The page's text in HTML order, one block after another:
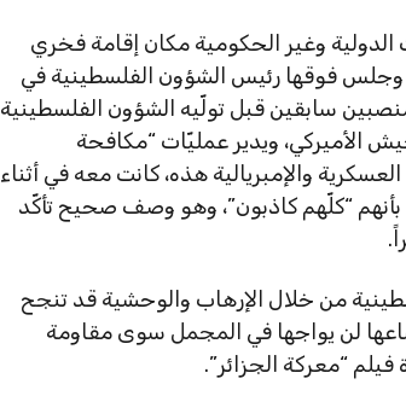
وغير الحكومية مكان إقامة فخري
فوقها رئيس الشؤون الفلسطينية في
سابقين قبل تولّيه الشؤون الفلسطينية
الأميركي، ويدير عمليّات “مكافحة
والإمبريالية هذه، كانت معه في أثناء
بأنهم “كلّهم كاذبون”، وهو وصف صحيح تأكّد
من خلال الإرهاب والوحشية قد تنجح
لن يواجها في المجمل سوى مقاومة
“معركة الجزائر”.